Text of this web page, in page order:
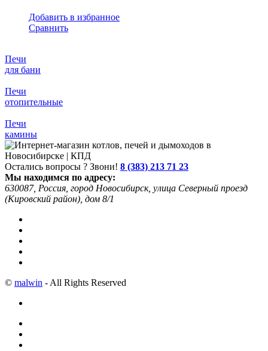
Добавить в избранное
Сравнить
Печи
для бани
Печи
отопительные
Печи
камины
Остались вопросы ? Звони! 8 (383) 213 71 23
Мы находимся по адресу:
630087, Россия, город Новосибирск, улица Северный проезд
(Кировский район), дом 8/1
© malwin - All Rights Reserved